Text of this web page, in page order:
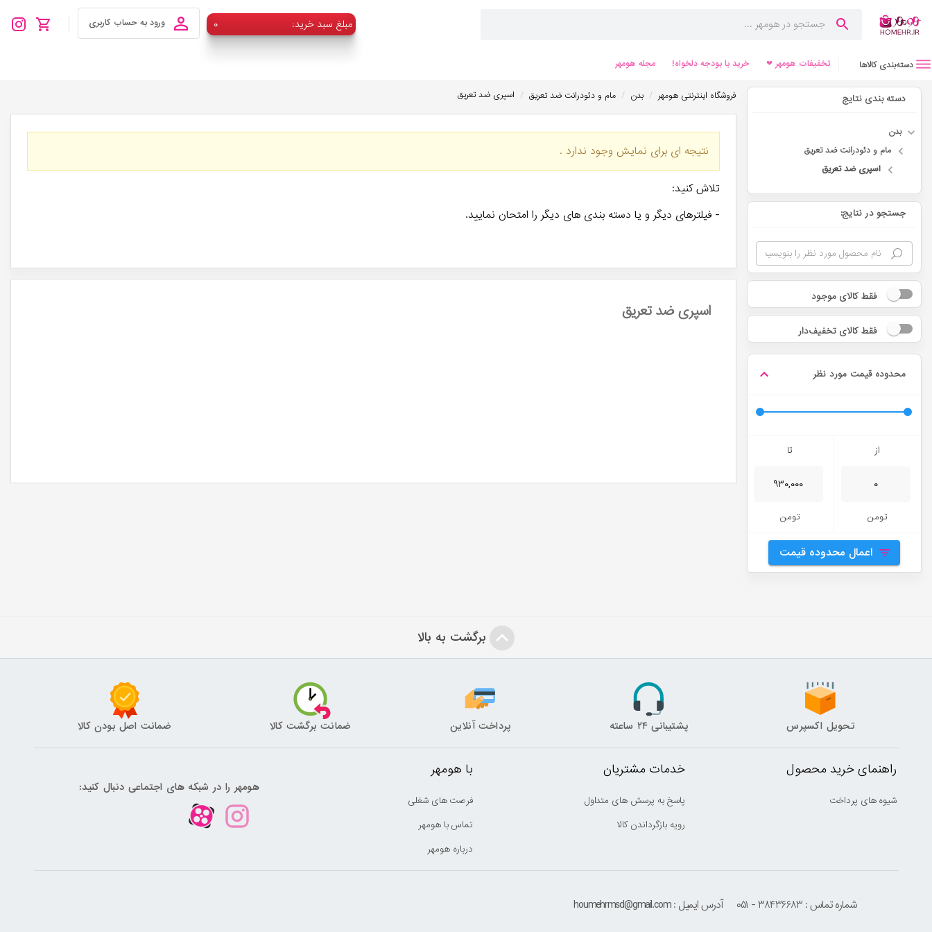
۰ :مبلغ سبد خرید ورود به حساب کاربری
دسته‌بندی کالاها تخفیفات هومهر ❤ خرید با بودجه دلخواه! مجله هومهر
دسته بندی نتایج
بدن
مام و دئودرانت ضد تعریق
اسپری ضد تعریق
جستجو در نتایج:
فقط کالای موجود
فقط کالای تخفیف‌دار
محدوده قیمت مورد نظر
از
تومن
تا
تومن
اعمال محدوده قیمت
فروشگاه اینترنتی هومهر / بدن / مام و دئودرانت ضد تعریق / اسپری ضد تعریق
نتیجه ای برای نمایش وجود ندارد .
تلاش کنید:
- فیلترهای دیگر و یا دسته بندی های دیگر را امتحان نمایید.
اسپری ضد تعریق
برگشت به بالا
تحویل اکسپرس پشتیبانی ۲۴ ساعته پرداخت آنلاین ضمانت برگشت کالا ضمانت اصل بودن کالا
راهنمای خرید محصول
شیوه های پرداخت
خدمات مشتریان
پاسخ به پرسش های متداول
رویه بازگرداندن کالا
با هومهر
فرصت های شغلی
تماس با هومهر
درباره هومهر
هومهر را در شبکه های اجتماعی دنبال کنید:
شماره تماس : ۳۸۴۳۶۶۸۳ - ۰۵۱ آدرس ایمیل : houmehrmsd@gmail.com